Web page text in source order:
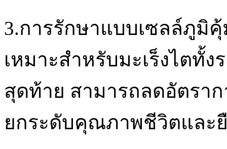
3.การรักษาแบบเซลล์ภูมิ
เหมาะสำหรับมะเร็งไตทั้ง
สุดท้าย สามารถลดอัตรา
ยกระดับคุณภาพชีวิตและ